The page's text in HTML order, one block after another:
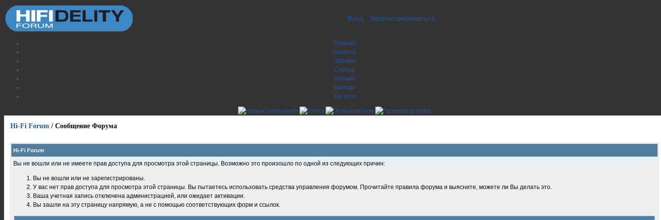
Вход Зарегистрироваться
Главная
Новости
Обзоры
Статьи
Музыка
Бренды
Каталог
Hi-Fi Forum / Сообщение Форума
Hi-Fi Forum
Вы не вошли или не имеете прав доступа для просмотра этой страницы. Возможно это произошло по одной из следующих причин:
Вы не вошли или не зарегистрированы.
У вас нет прав доступа для просмотра этой страницы. Вы пытаетесь использовать средства управления форумом. Прочитайте правила форума и выясните, можете ли Вы делать это.
Ваша учетная запись отключена администрацией, или ожидает активации.
Вы зашли на эту страницу напрямую, а не с помощью соответствующих форм и ссылок.